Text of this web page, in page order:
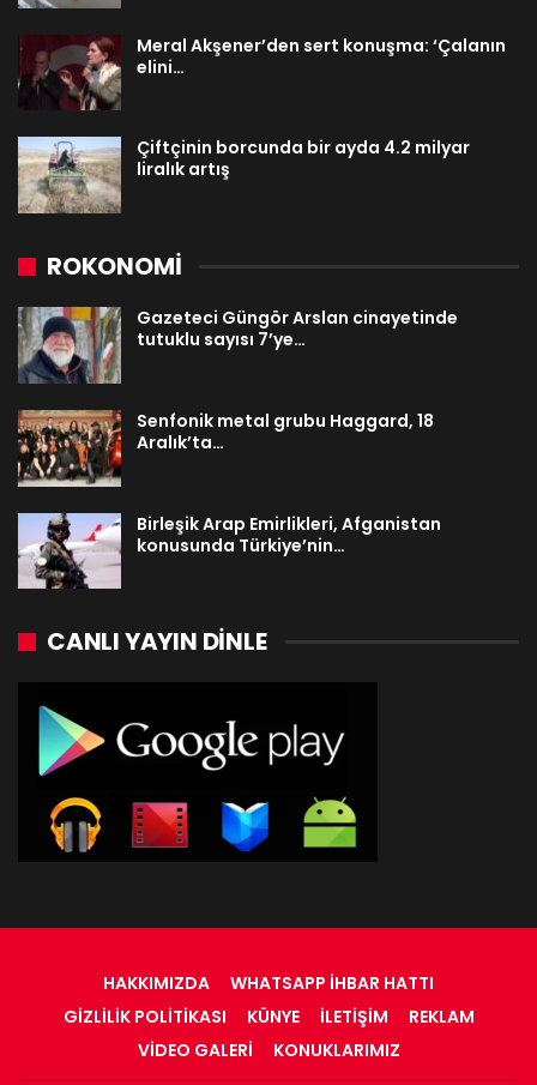
Meral Akşener’den sert konuşma: ‘Çalanın
elini…
Çiftçinin borcunda bir ayda 4.2 milyar
liralık artış
ROKONOMİ
Gazeteci Güngör Arslan cinayetinde
tutuklu sayısı 7’ye…
Senfonik metal grubu Haggard, 18
Aralık’ta…
Birleşik Arap Emirlikleri, Afganistan
konusunda Türkiye’nin…
CANLI YAYIN DINLE
HAKKIMIZDA
WHATSAPP İHBAR HATTI
GIZLILIK POLITIKASI
KÜNYE İLETIŞIM
REKLAM
VIDEO GALERI
KONUKLARIMIZ